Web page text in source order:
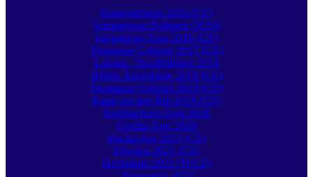
Riesengebirge 2016 (CZ)
Sommertour Böhmen (2016)
Isergebirge-Tour 2016 (CZ)
Duppauer Gebirge 2017 (CZ)
Lausitz - Nordböhmen 2018
Böhm. Erzgebirge 2019 (CZ)
Duppauer Gebirge 2019 (CZ)
Rund um den Říp 2019 (CZ)
Nordsachsen-Tour 2020
Görlitz-Tour 2020
Macha-See 2021 (CZ)
Elbogen 2021 (CZ)
Herbsttour 2021 (D-CZ)